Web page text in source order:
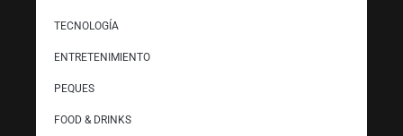
TECNOLOGÍA
ENTRETENIMIENTO
PEQUES
FOOD & DRINKS